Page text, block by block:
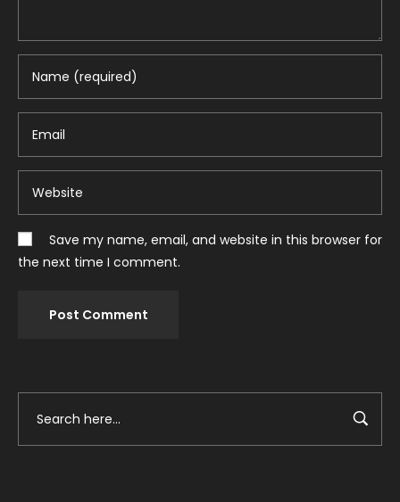
Save my name, email, and website in this browser for
the next time I comment.